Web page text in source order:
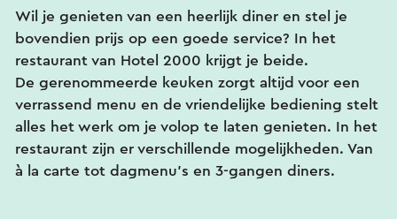
Wil je genieten van een heerlijk diner en stel je
bovendien prijs op een goede service? In het
restaurant van Hotel 2000 krijgt je beide.
De gerenommeerde keuken zorgt altijd voor een
verrassend menu en de vriendelijke bediening stelt
alles het werk om je volop te laten genieten. In het
restaurant zijn er verschillende mogelijkheden. Van
à la carte tot dagmenu's en 3-gangen diners.